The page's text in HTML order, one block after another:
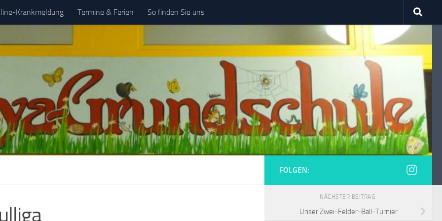
Krankmeldung Termine & Ferien So finden Sie uns
FOLGEN:
NÄCHSTER BEITRAG
Unser Zwei-Felder-Ball-Turnier